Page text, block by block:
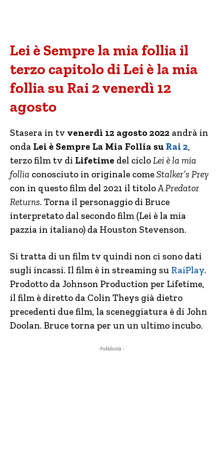
Lei è Sempre la mia follia il
terzo capitolo di Lei è la mia
follia su Rai 2 venerdì 12
agosto
Stasera in tv venerdì 12 agosto 2022 andrà in
onda Lei è Sempre La Mia Follia su Rai 2,
terzo film tv di Lifetime del cicloLei è la mia
follia conosciuto in originale comeStalker’s Prey
con in questo film del 2021 il titoloA Predator
Returns. Torna il personaggio di Bruce
interpretato dal secondo film (Lei è la mia
pazzia in italiano) da Houston Stevenson.
Si tratta di un film tv quindi non ci sono dati
sugli incassi. Il film è in streaming su RaiPlay.
Prodotto da Johnson Production per Lifetime,
il film è diretto da Colin Theys già dietro
precedenti due film, la sceneggiatura è di John
Doolan. Bruce torna per un un ultimo incubo.
- Pubblicità -